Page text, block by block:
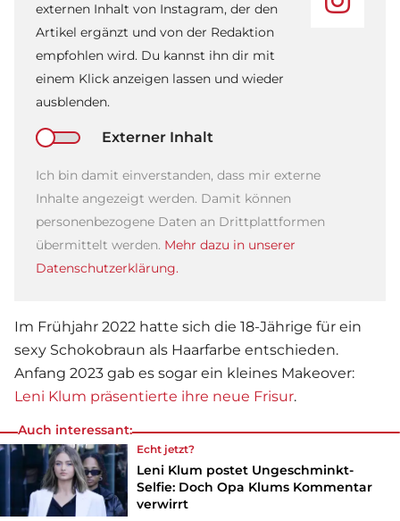
externen Inhalt von Instagram, der den
Artikel ergänzt und von der Redaktion
empfohlen wird. Du kannst ihn dir mit
einem Klick anzeigen lassen und wieder
ausblenden.
Externer Inhalt
Ich bin damit einverstanden, dass mir externe
Inhalte angezeigt werden. Damit können
personenbezogene Daten an Drittplattformen
übermittelt werden. Mehr dazu in unserer
Datenschutzerklärung.
Im Frühjahr 2022 hatte sich die 18-Jährige für ein
sexy Schokobraun als Haarfarbe entschieden.
Anfang 2023 gab es sogar ein kleines Makeover:
Leni Klum präsentierte ihre neue Frisur.
Auch interessant:
Echt jetzt?
Leni Klum postet Ungeschminkt-
Selfie: Doch Opa Klums Kommentar
verwirrt